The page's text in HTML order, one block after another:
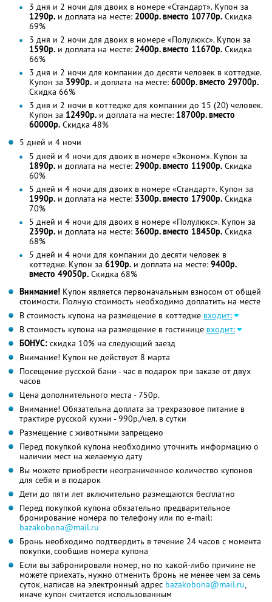
3 дня и 2 ночи для двоих в номере «Стандарт». Купон за
1290р. и доплата на месте: 2000р. вместо 10770р. Скидка
69%
3 дня и 2 ночи для двоих в номере «Полулюкс». Купон за
1590р. и доплата на месте: 2400р. вместо 11670р. Скидка
66%
3 дня и 2 ночи для компании до десяти человек в коттедже.
Купон за 3990р. и доплата на месте: 6000р. вместо 29700р.
Скидка 66%
3 дня и 2 ночи в коттедже для компании до 15 (20) человек.
Купон за 12490р. и доплата на месте: 18700р. вместо
60000р. Скидка 48%
5 дней и 4 ночи
5 дней и 4 ночи для двоих в номере «Эконом». Купон за
1890р. и доплата на месте: 2900р. вместо 11900р. Скидка
60%
5 дней и 4 ночи для двоих в номере «Стандарт». Купон за
1990р. и доплата на месте: 3300р. вместо 17900р. Скидка
70%
5 дней и 4 ночи для двоих в номере «Полулюкс». Купон за
2390р. и доплата на месте: 3600р. вместо 18450р. Скидка
68%
5 дней и 4 ночи для компании до десяти человек в
коттедже. Купон за 6190р. и доплата на месте: 9400р.
вместо 49050р. Скидка 68%
Внимание! Купон является первоначальным взносом от общей
стоимости. Полную стоимость необходимо доплатить на месте
В стоимость купона на размещение в коттедже входит:
В стоимость купона на размещение в гостинице входит:
БОНУС: скидка 10% на следующий заезд
Внимание! Купон не действует 8 марта
Посещение русской бани - час в подарок при заказе от двух
часов
Цена дополнительного места - 750р.
Внимание! Обязательна доплата за трехразовое питание в
трактире русской кухни - 990р./чел. в сутки
Размещение с животными запрещено
Перед покупкой купона необходимо уточнить информацию о
наличии мест на желаемую дату
Вы можете приобрести неограниченное количество купонов
для себя и в подарок
Дети до пяти лет включительно размещаются бесплатно
Перед покупкой купона обязательно предварительное
бронирование номера по телефону или по e-mail:
bazakobona@mail.ru
Бронь необходимо подтвердить в течение 24 часов с момента
покупки, сообщив номера купона
Если вы забронировали номер, но по какой-либо причине не
можете приехать, нужно отменить бронь не менее чем за семь
суток, написав на электронный адрес bazakobona@mail.ru,
иначе купон считается использованным